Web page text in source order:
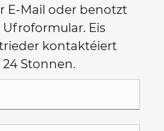
E-Mail oder benotzt
Eis
kontaktéiert
Stonnen.